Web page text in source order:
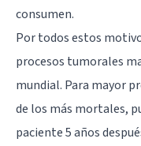
consumen.
Por todos estos
procesos tumorales
mundial. Para mayor
de los más mortales,
paciente 5 años